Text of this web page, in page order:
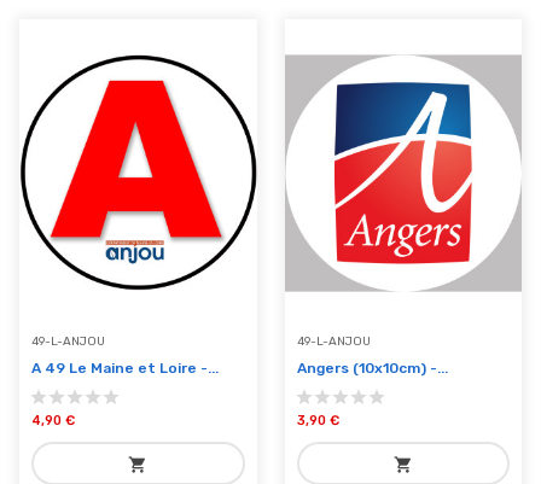
49-L-ANJOU
A 49 Le Maine et Loire -...
4,90 €
shopping_cart
49-L-ANJOU
Angers (10x10cm) -...
3,90 €
shopping_cart